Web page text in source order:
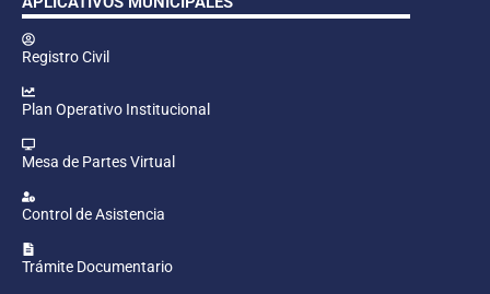
Registro Civil
Plan Operativo Institucional
Mesa de Partes Virtual
Control de Asistencia
Trámite Documentario